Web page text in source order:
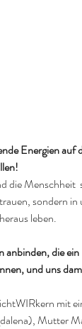
Energien auf
die Menschheit
sondern
leben.
die
und uns
mit
Mutter